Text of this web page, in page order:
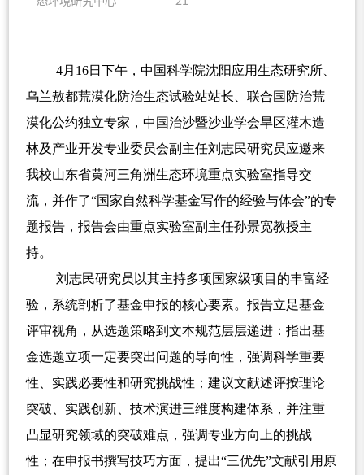
4月 16日下午，中国科学院沈阳应用生态研究所、
乌兰敖都荒漠化防治生态试验站站长、联合国防治荒
漠化公约独立专家，中国治沙暨沙业学会旱区灌木造
林及产业开发专业委员会副主任刘志民研究员应邀来
我校山东省黄河三角洲生态环境重点实验室指导交
流，并作了“国家自然科学基金写作的经验与体会”的专
题报告，报告会由重点实验室副主任孙景宽教授主
持。
刘志民研究员以其主持多项国家级项目的丰富经
验，系统剖析了基金申报的核心要素。报告立足基金
评审视角，从选题策略到文本规范层层递进：指出基
金选题立项一定要突出问题的导向性，强调科学重要
性、实践必要性和研究挑战性；建议文献述评按理论
突破、实践创新、技术演进三维度构建体系，并注重
凸显研究领域的突破难点，强调专业方向上的挑战
性；在申报书撰写技巧方面，提出“三优先”文献引用原